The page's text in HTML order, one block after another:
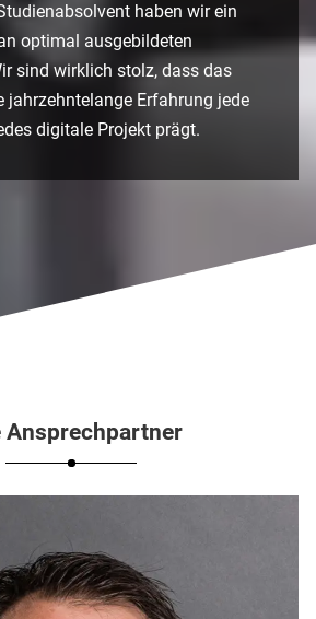
haben wir ein
optimal ausgebildeten
sind wirklich stolz, dass das
jahrzehntelange Erfahrung jede
digitale Projekt prägt.
Ansprechpartner